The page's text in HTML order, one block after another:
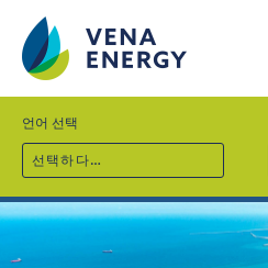
언어 선택
선택하다…